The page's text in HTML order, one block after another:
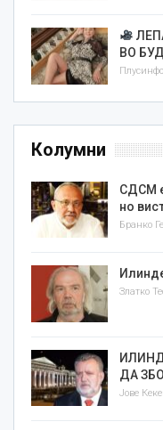
ВО
Плусинфо
Колумни
СДСМ
но
Бранко
ДА
Јове